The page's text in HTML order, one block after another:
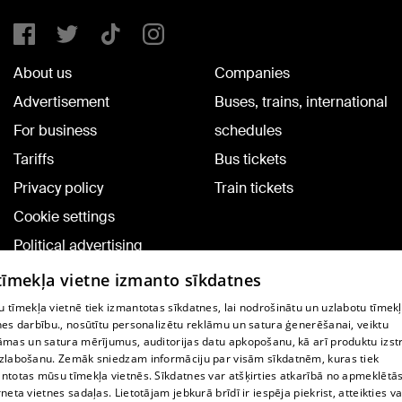
About us
Advertisement
For business
Tariffs
Privacy policy
Cookie settings
Political advertising
Cookie policy
Commenting terms
Companies
Buses, trains, international
schedules
Bus tickets
Train tickets
TV program
Contract rules
vietne izmanto sīkdatnes
tīmekļa vietnē tiek izmantotas sīkdatnes, lai nodrošinātu un uzlabotu
darbību., nosūtītu personalizētu reklāmu un satura ģenerēšanai, veiktu
un satura mērījumus, auditorijas datu apkopošanu, kā arī produktu
Zemāk sniedzam informāciju par visām sīkdatnēm, kuras tiek
mūsu tīmekļa vietnēs. Sīkdatnes var atšķirties atkarībā no
vietnes sadaļas. Lietotājam jebkurā brīdī ir iespēja piekrist, atteikties